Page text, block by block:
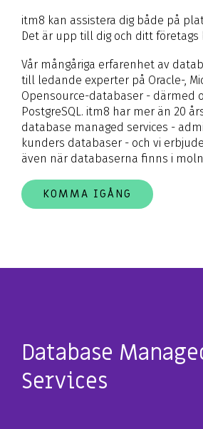
itm8 kan assistera dig både på
Det är upp till dig och ditt företags
Vår mångåriga erfarenhet av
till ledande experter på Oracle-,
Opensource-databaser - därmed
PostgreSQL. itm8 har mer än 20
database managed services -
kunders databaser - och vi
även när databaserna finns i
KOMMA IGÅNG
Database
Services